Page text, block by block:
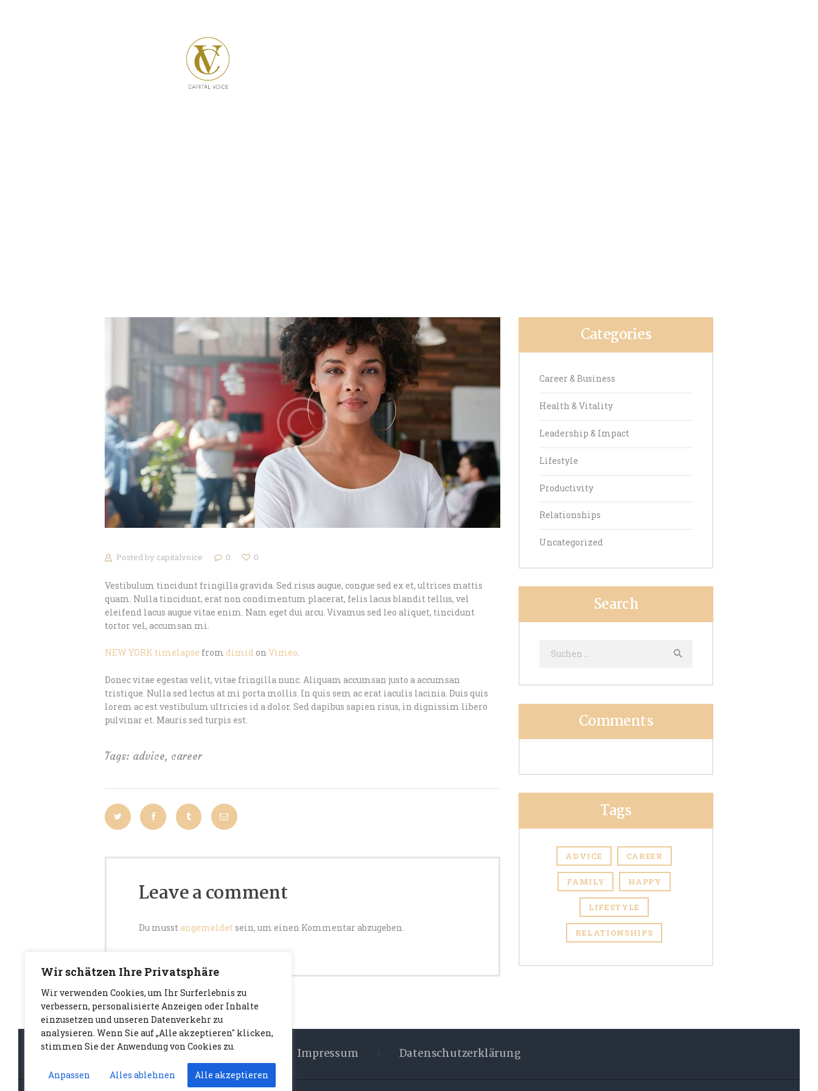
Wir schätzen Ihre Privatsphäre
Wir verwenden Cookies, um Ihr Surferlebnis zu
verbessern, personalisierte Anzeigen oder Inhalte
einzusetzen und unseren Datenverkehr zu
analysieren. Wenn Sie auf „Alle akzeptieren" klicken,
stimmen Sie der Anwendung von Cookies zu.
Anpassen Alles ablehnen Alle akzeptieren
Kinesiologie
Logopädie
Posted by capitalvoice 0 0
Vestibulum tincidunt fringilla gravida. Sed risus augue, congue sed ex et, ultrices mattis
quam. Nulla tincidunt, erat non condimentum placerat, felis lacus blandit tellus, vel
eleifend lacus augue vitae enim. Nam eget dui arcu. Vivamus sed leo aliquet, tincidunt
tortor vel, accumsan mi.
NEW YORK timelapse from dimidon Vimeo.
Donec vitae egestas velit, vitae fringilla nunc. Aliquam accumsan justo a accumsan
tristique. Nulla sed lectus at mi porta mollis. In quis sem ac erat iaculis lacinia. Duis quis
lorem ac est vestibulum ultricies id a dolor. Sed dapibus sapien risus, in dignissim libero
pulvinar et. Mauris sed turpis est.
Tags: advice, career
Leave a comment
Du musst angemeldet sein, um einen Kommentar abzugeben.
Categories
Career & Business
Health & Vitality
Leadership & Impact
Lifestyle
Productivity
Relationships
Uncategorized
Search
nach:
Comments
Tags
ADVICE CAREER
FAMILY HAPPY
LIFESTYLE
RELATIONSHIPS
Impressum Datenschutzerklärung